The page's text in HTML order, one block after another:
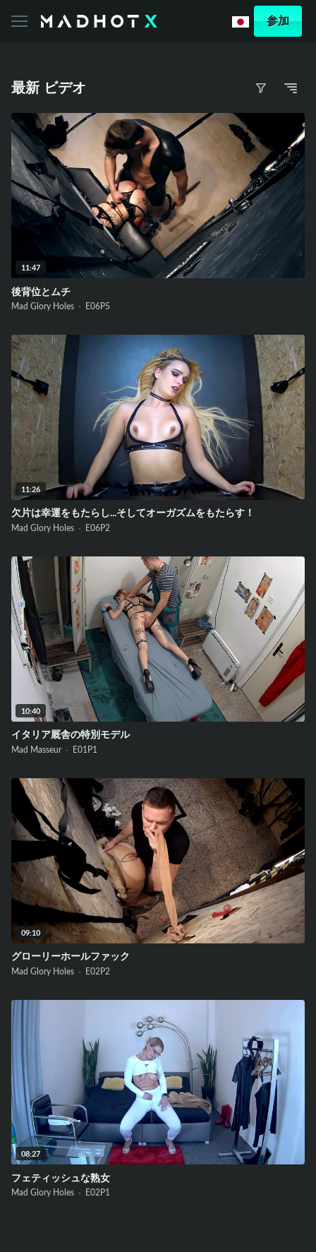
参加
最新 ビデオ
11:47
後背位とムチ
Mad Glory Holes · E06P5
11:26
欠片は幸運をもたらし...そしてオーガズムをもたらす！
Mad Glory Holes · E06P2
10:40
イタリア厩舎の特別モデル
Mad Masseur · E01P1
09:10
グローリーホールファック
Mad Glory Holes · E02P2
08:27
フェティッシュな熟女
Mad Glory Holes · E02P1